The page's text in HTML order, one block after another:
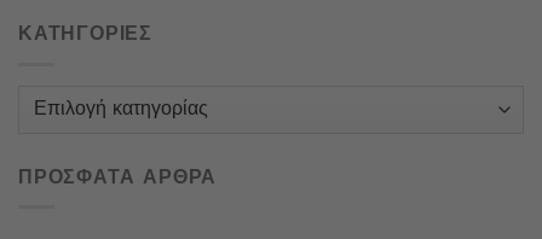
ΚΑΤΗΓΟΡΙΕΣ
Κατηγορίες
ΠΡΟΣΦΑΤΑ ΑΡΘΡΑ